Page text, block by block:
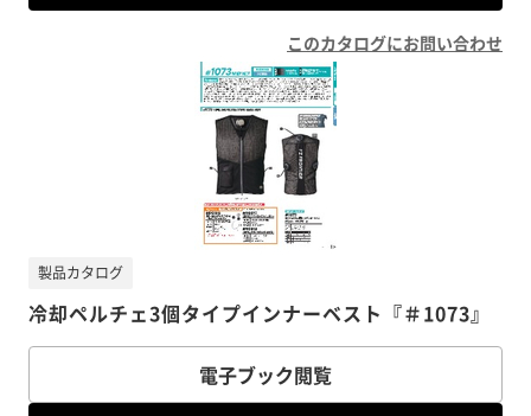
このカタログにお問い合わせ
冷却ペルチェ3個タイプインナーベスト『＃1073』
製品カタログ
電子ブック閲覧